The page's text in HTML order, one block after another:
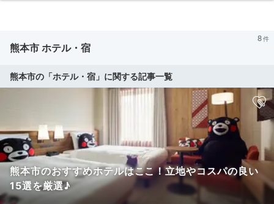
熊本市 ホテル・宿
8
熊本市の「ホテル・宿」に関する記事一覧
熊本市のおすすめホテルはここ！立地やコスパの良い
15選を厳選♪